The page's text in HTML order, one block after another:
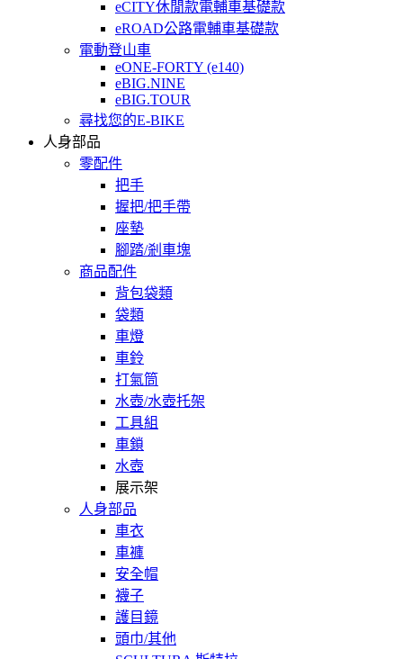
eCITY休閒款電輔車基礎款
eROAD公路電輔車基礎款
電動登山車
eONE-FORTY (e140)
eBIG.NINE
eBIG.TOUR
尋找您的E-BIKE
人身部品
零配件
把手
握把/把手帶
座墊
腳踏/剎車塊
商品配件
背包袋類
袋類
車燈
車鈴
打氣筒
水壺/水壺托架
工具組
車鎖
水壺
展示架
人身部品
車衣
車褲
安全帽
襪子
護目鏡
頭巾/其他